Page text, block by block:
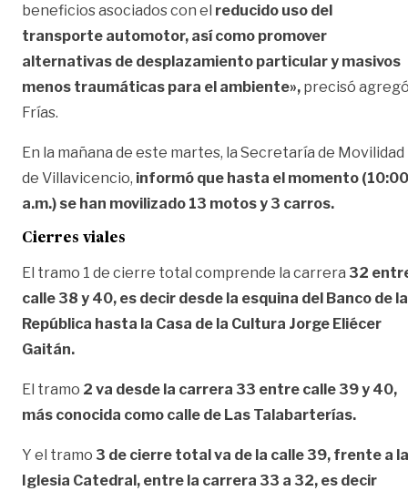
beneficios asociados con el reducido uso del
transporte automotor, así como promover
alternativas de desplazamiento particular y masivos
menos traumáticas para el ambiente», precisó
Frías.
En la mañana de este martes, la Secretaría de Movilidad
de Villavicencio, informó que hasta el momento (10:00
a.m.) se han movilizado 13 motos y 3 carros.
Cierres viales
El tramo 1 de cierre total comprende la carrera 32
calle 38 y 40, es decir desde la esquina del Banco de la
República hasta la Casa de la Cultura Jorge Eliécer
Gaitán.
El tramo 2 va desde la carrera 33 entre calle 39 y 40,
más conocida como calle de Las Talabarterías.
Y el tramo 3 de cierre total va de la calle 39, frente a la
Iglesia Catedral, entre la carrera 33 a 32, es decir